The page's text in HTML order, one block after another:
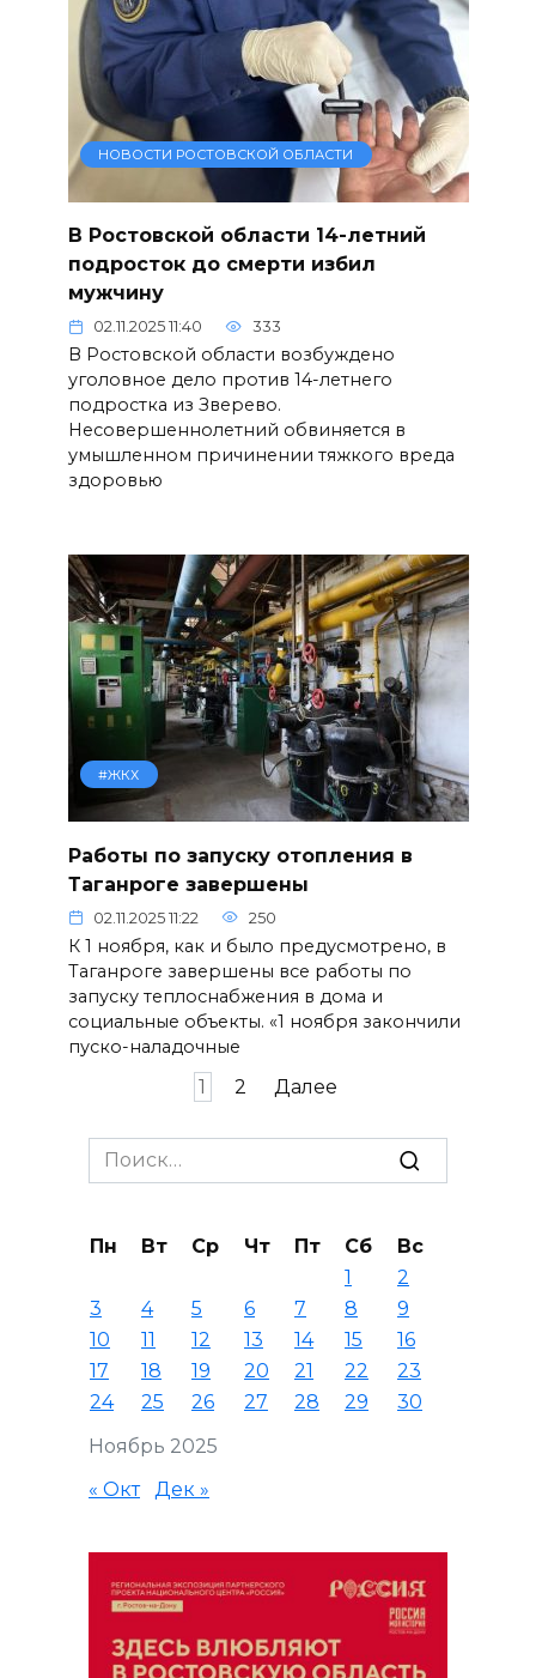
НОВОСТИ РОСТОВСКОЙ ОБЛАСТИ
В Ростовской области 14-летний
подросток до смерти избил
мужчину
02.11.2025 11:40 333
В Ростовской области возбуждено
уголовное дело против 14-летнего
подростка из Зверево.
Несовершеннолетний обвиняется в
умышленном причинении тяжкого вреда
здоровью
#ЖКХ
Работы по запуску отопления в
Таганроге завершены
02.11.2025 11:22 250
К 1 ноября, как и было предусмотрено, в
Таганроге завершены все работы по
запуску теплоснабжения в дома и
социальные объекты. «1 ноября закончили
пуско-наладочные
1 2 Далее
Search
for:
Ноябрь 2025
Пн Вт Ср Чт Пт Сб
Вс
1
2
3
4 5 6 7 8
9
10
11 12 13 14 15
16
17
18 19 20 21 22
23
24
25 26 27 28 29 30
« Окт Дек »